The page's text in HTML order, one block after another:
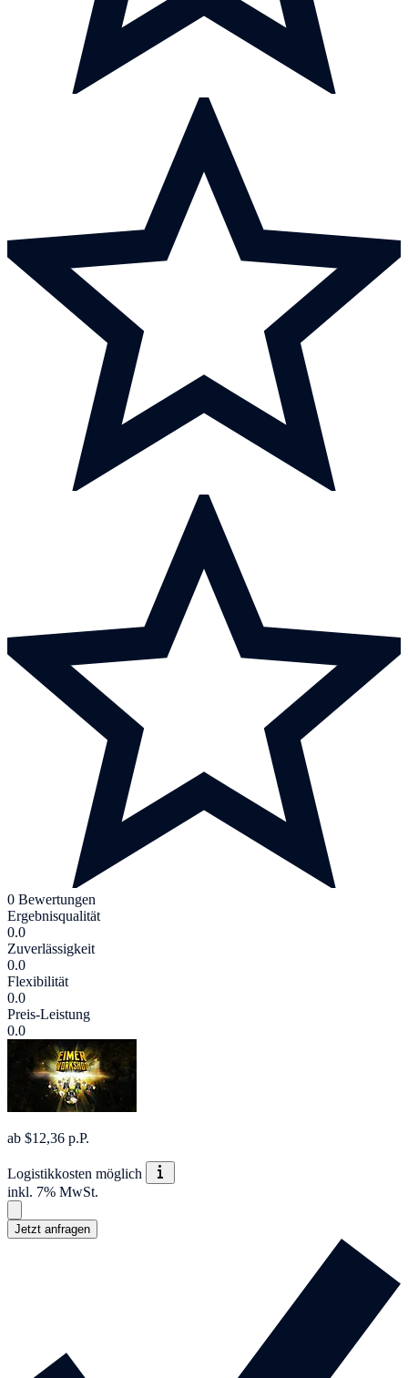
0 Bewertungen
Ergebnisqualität
0.0
Zuverlässigkeit
0.0
Flexibilität
0.0
Preis-Leistung
0.0
ab $12,36 p.P.
Logistikkosten möglich
inkl. 7% MwSt.
Jetzt anfragen